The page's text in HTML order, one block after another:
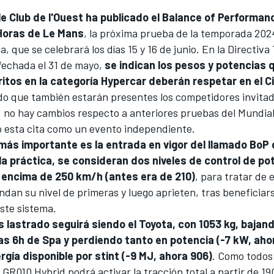
Club de l'Ouest ha publicado el Balance of
de Le Mans, la próxima prueba de la temporada
, que se celebrará los días 15 y 16 de junio. En la
el 31 de mayo, se indican los pesos y potencias
en la categoría Hypercar deberán respetar en el
que también estarán presentes los competidores
hay cambios respecto a anteriores pruebas del
esta cita como un evento independiente.
importante es la entrada en vigor del llamado BoP
práctica, se consideran dos niveles de control de
de 250 km/h (antes era de 210), para tratar de
su nivel de primeras y luego aprieten, tras
sistema.
lastrado seguirá siendo el Toyota, con 1053 kg,
6h de Spa y perdiendo tanto en potencia (-7 kW,
disponible por stint (-9 MJ, ahora 906). Como
Hybrid podrá activar la tracción total a partir de